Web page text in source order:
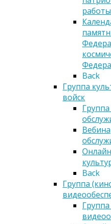
Back
Группа
войск
Back
Группа